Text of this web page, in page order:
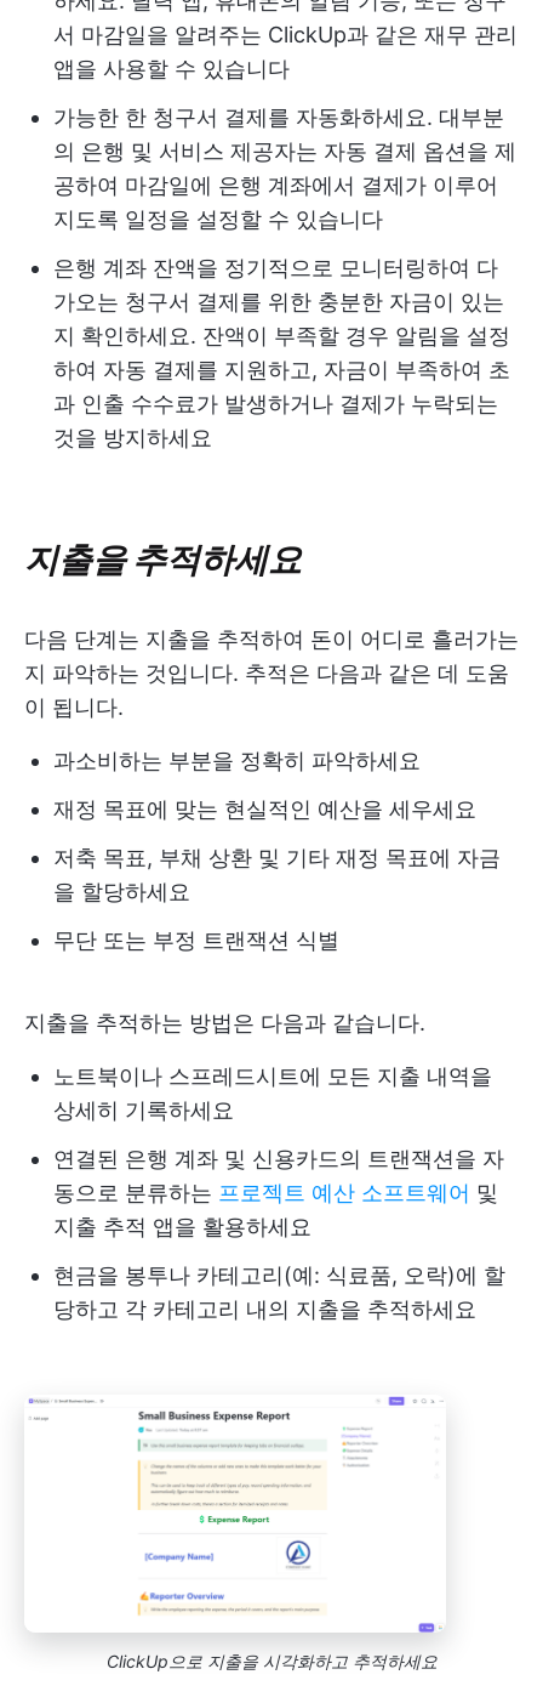
서 마감일을 알려주는 ClickUp과 같은 재무 관리
앱을 사용할 수 있습니다
가능한 한 청구서 결제를 자동화하세요. 대부분
의 은행 및 서비스 제공자는 자동 결제 옵션을 제
공하여 마감일에 은행 계좌에서 결제가 이루어
지도록 일정을 설정할 수 있습니다
은행 계좌 잔액을 정기적으로 모니터링하여 다
가오는 청구서 결제를 위한 충분한 자금이 있는
지 확인하세요. 잔액이 부족할 경우 알림을 설정
하여 자동 결제를 지원하고, 자금이 부족하여 초
과 인출 수수료가 발생하거나 결제가 누락되는
것을 방지하세요
지출을 추적하세요
다음 단계는 지출을 추적하여 돈이 어디로 흘러가는
지 파악하는 것입니다. 추적은 다음과 같은 데 도움
이 됩니다.
과소비하는 부분을 정확히 파악하세요
재정 목표에 맞는 현실적인 예산을 세우세요
저축 목표, 부채 상환 및 기타 재정 목표에 자금
을 할당하세요
무단 또는 부정 트랜잭션 식별
지출을 추적하는 방법은 다음과 같습니다.
노트북이나 스프레드시트에 모든 지출 내역을
상세히 기록하세요
연결된 은행 계좌 및 신용카드의 트랜잭션을 자
동으로 분류하는 프로젝트 예산 소프트웨어 및
지출 추적 앱을 활용하세요
현금을 봉투나 카테고리(예: 식료품, 오락)에 할
당하고 각 카테고리 내의 지출을 추적하세요
ClickUp으로 지출을 시각화하고 추적하세요